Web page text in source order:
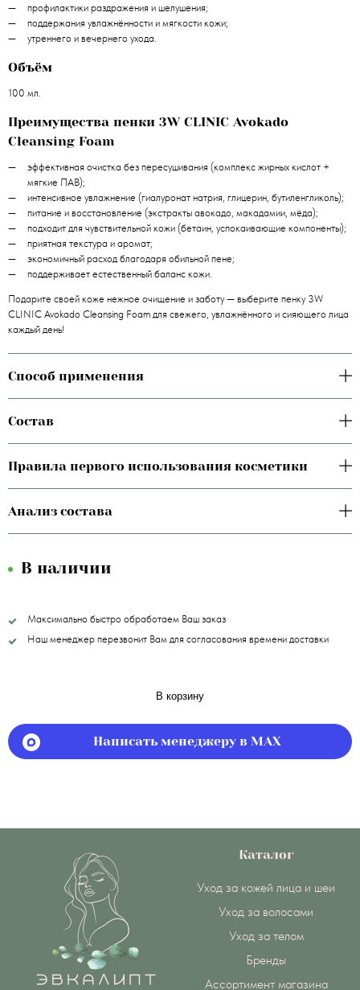
профилактики раздражения и шелушения;
поддержания увлажнённости и мягкости кожи;
утреннего и вечернего ухода.
Объём
100 мл.
Преимущества пенки 3W CLINIC Avokado
Cleansing Foam
эффективная очистка без пересушивания (комплекс жирных кислот +
мягкие ПАВ);
интенсивное увлажнение (гиалуронат натрия, глицерин, бутиленгликоль);
питание и восстановление (экстракты авокадо, макадамии, мёда);
подходит для чувствительной кожи (бетаин, успокаивающие компоненты);
приятная текстура и аромат;
экономичный расход благодаря обильной пене;
поддерживает естественный баланс кожи.
Подарите своей коже нежное очищение и заботу — выберите пенку 3W
CLINIC Avokado Cleansing Foam для свежего, увлажнённого и сияющего лица
каждый день!
Способ применения
Состав
Правила первого использования косметики
Анализ состава
В наличии
Максимально быстро обработаем Ваш заказ
Наш менеджер перезвонит Вам для согласования времени доставки
В корзину
Написать менеджеру в MAX
Каталог
Уход за кожей лица и шеи
Уход за волосами
Уход за телом
Бренды
Ассортимент магазина